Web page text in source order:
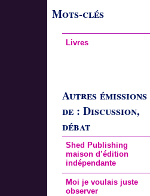
Mots-clés
Livres
Autres émissions
de : Discussion,
débat
Shed Publishing
maison d’édition
indépendante
Moi je voulais juste
observer